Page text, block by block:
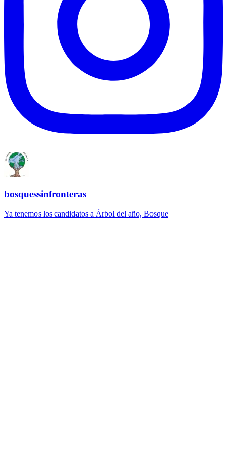
bosquessinfronteras
Ya tenemos los candidatos a Árbol del año, Bosque